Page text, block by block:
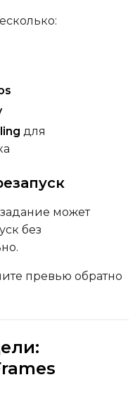
для
может
без
превью обратно